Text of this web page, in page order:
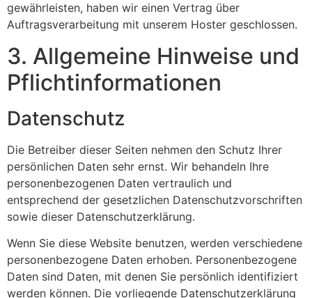
gewährleisten, haben wir einen Vertrag über
Auftragsverarbeitung mit unserem Hoster geschlossen.
3. Allgemeine Hinweise und
Pflicht­informationen
Datenschutz
Die Betreiber dieser Seiten nehmen den Schutz Ihrer
persönlichen Daten sehr ernst. Wir behandeln Ihre
personenbezogenen Daten vertraulich und
entsprechend der gesetzlichen Datenschutzvorschriften
sowie dieser Datenschutzerklärung.
Wenn Sie diese Website benutzen, werden verschiedene
personenbezogene Daten erhoben. Personenbezogene
Daten sind Daten, mit denen Sie persönlich identifiziert
werden können. Die vorliegende Datenschutzerklärung